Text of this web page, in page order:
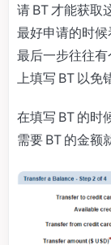
请 BT 才能获取
最好申请的时
最后一步往往
上填写 BT 以免
在填写 BT 的时
需要 BT 的金额